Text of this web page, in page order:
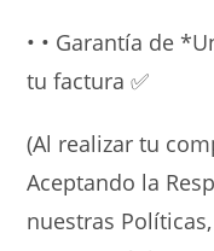
• • Garantía de
tu factura✅
(Al realizar tu
Aceptando la
nuestras